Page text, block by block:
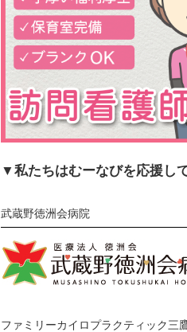
▼私たちはむーなびを応援し
武蔵野徳洲会病院
ファミリーカイロプラクティック三